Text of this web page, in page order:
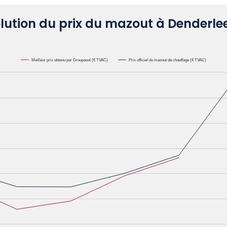
du prix du mazout à
Meilleur prix obtenu par Groupasol (€ TVAC) Prix officiel du mazout de chauffage (€ TVAC)